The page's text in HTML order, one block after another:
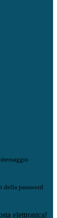
della password
elettronica!